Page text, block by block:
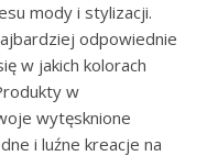
mody i stylizacji.
odpowiednie
w jakich kolorach
w
wytęsknione
i luźne kreacje na